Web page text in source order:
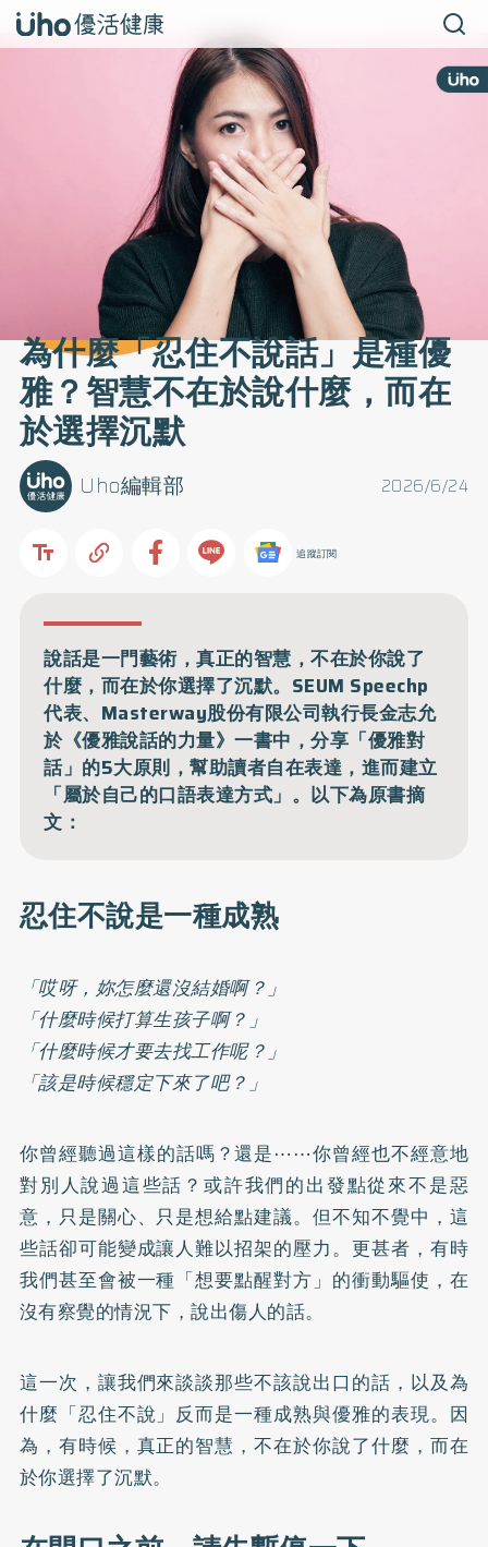
為什麼「忍住不說話」是種優
雅？智慧不在於說什麼，而在
於選擇沉默
2026/6/24
Uho編輯部
追蹤訂閱
說話是一門藝術，真正的智慧，不在於你說了
什麼，而在於你選擇了沉默。SEUM Speechp
代表、Masterway股份有限公司執行長金志允
於《優雅說話的力量》一書中，分享「優雅對
話」的5大原則，幫助讀者自在表達，進而建立
「屬於自己的口語表達方式」。以下為原書摘
文：
忍住不說是一種成熟
「哎呀，妳怎麼還沒結婚啊？」
「什麼時候打算生孩子啊？」
「什麼時候才要去找工作呢？」
「該是時候穩定下來了吧？」
你曾經聽過這樣的話嗎？還是⋯⋯你曾經也不經意地
對別人說過這些話？或許我們的出發點從來不是惡
意，只是關心、只是想給點建議。但不知不覺中，這
些話卻可能變成讓人難以招架的壓力。更甚者，有時
我們甚至會被一種「想要點醒對方」的衝動驅使，在
沒有察覺的情況下，說出傷人的話。
這一次，讓我們來談談那些不該說出口的話，以及為
什麼「忍住不說」反而是一種成熟與優雅的表現。因
為，有時候，真正的智慧，不在於你說了什麼，而在
於你選擇了沉默。